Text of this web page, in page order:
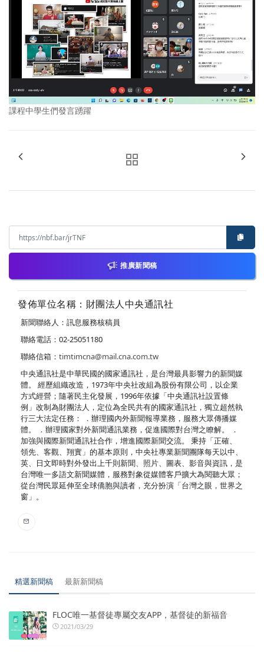
課程中學生們發言踴躍
推廣新聞稿
發佈單位名稱：財團法人中央通訊社
新聞聯絡人：訊息服務核稿員
聯絡電話：02-25051180
聯絡信箱： timtimcna@mail.cna.com.tw
中央通訊社是中華民國的國家通訊社，是台灣最具影響力的新聞媒
體。 經歷組織改造，1973年中央社改組為股份有限公司，以企業
方式經營；隨著民主化發展，1996年依據「中央通訊社設置條
例」改制為財團法人，定位為全民共有的國家通訊社，獨立超然執
行三大法定任務： ．辦理國內外新聞報導業務，服務大眾傳播媒
體。 ．辦理國家對外新聞通訊業務，促進國際對台灣之瞭解。 ．
加強與國際新聞通訊社合作，增進國際新聞交流。 秉持「正確、
領先、客觀、翔實」的基本原則，中央社專業新聞團隊每天以中、
英、日文即時對外發出上千則新聞、照片、圖表、影音與資訊，是
台灣唯一多語文新聞媒體，服務對象從媒體客戶擴大為閱聽大眾；
從台灣民眾延伸至全球僑胞與讀者，充分扮演「台灣之眼，世界之
窗」。
精選新聞稿 最新新聞稿
FLOC唯一基督徒專屬交友APP，基督徒的新福音
2021/03/29